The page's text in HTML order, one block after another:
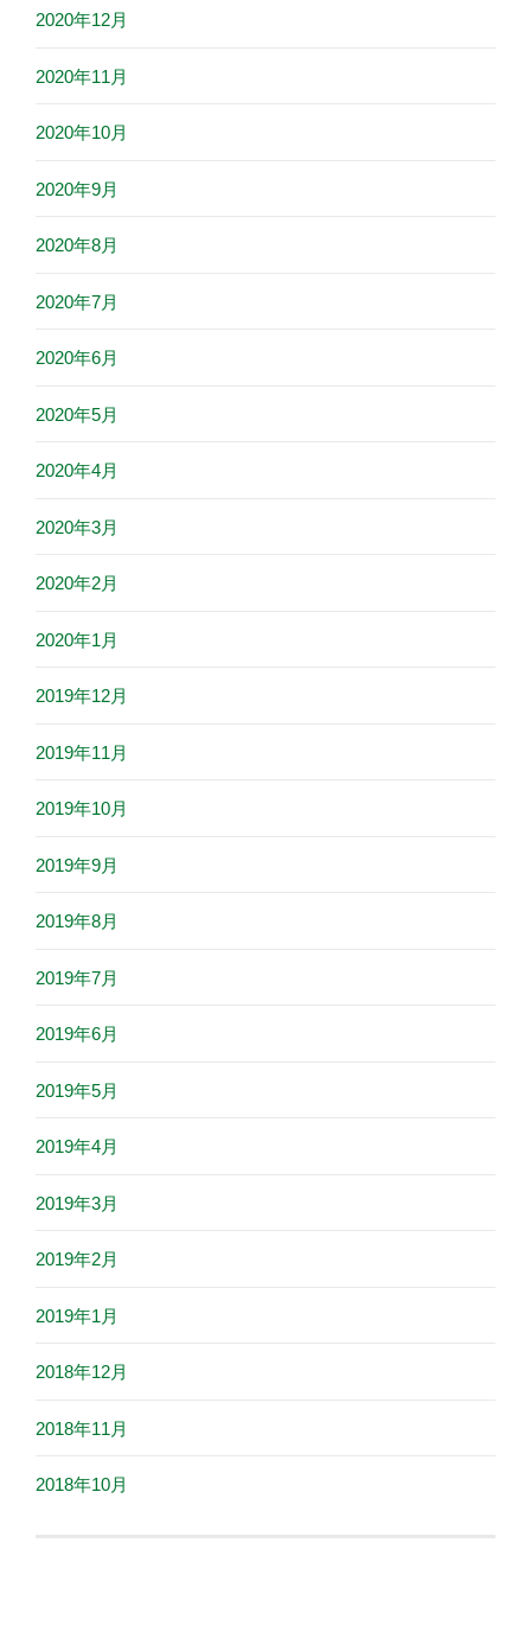
2020年12月
2020年11月
2020年10月
2020年9月
2020年8月
2020年7月
2020年6月
2020年5月
2020年4月
2020年3月
2020年2月
2020年1月
2019年12月
2019年11月
2019年10月
2019年9月
2019年8月
2019年7月
2019年6月
2019年5月
2019年4月
2019年3月
2019年2月
2019年1月
2018年12月
2018年11月
2018年10月